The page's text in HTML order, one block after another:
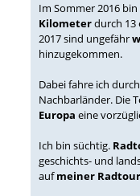
Im Sommer 2016
Kilometerdurch 13
2017 sind ungefähr
hinzugekommen.
Dabei fahre ich
Nachbarländer. Die
Europa eine
Ich bin süchtig.
geschichts- und
aufmeiner